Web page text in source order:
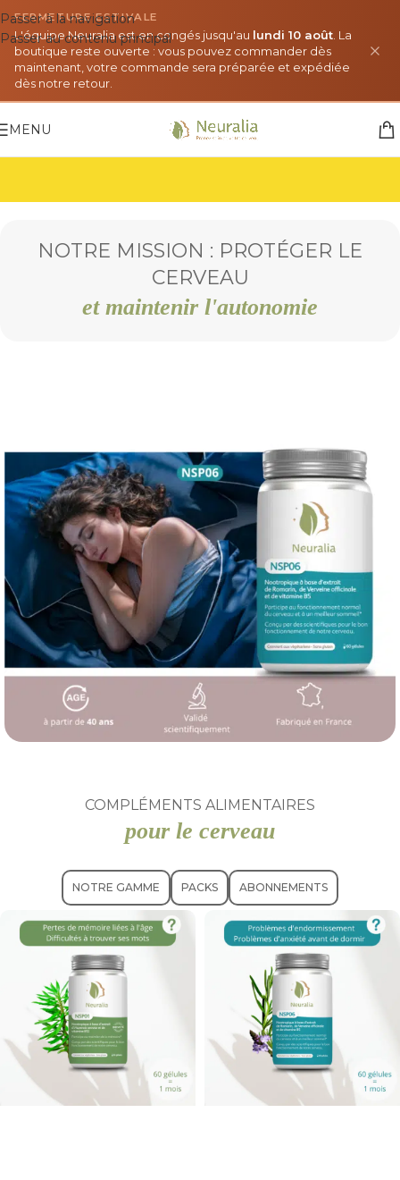
FERMETURE ESTIVALE
L'équipe Neuralia est en congés jusqu'au lundi 10 août . La
boutique reste ouverte : vous pouvez commander dès
maintenant, votre commande sera préparée et expédiée
dès notre retour.
Passer à la navigation
Passer au contenu principal
MENU
NOTRE MISSION : PROTÉGER LE
CERVEAU
et maintenir l'autonomie
Découvrir
COMPLÉMENTS ALIMENTAIRES
pour le cerveau
NOTRE GAMME PACKS ABONNEMENTS